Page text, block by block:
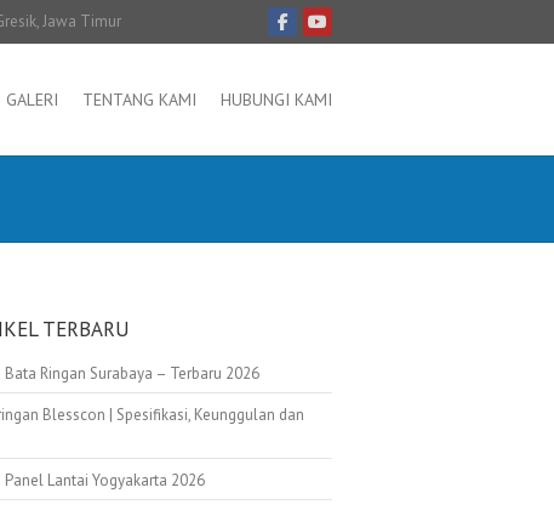
Jawa Timur
GALERI TENTANG KAMI HUBUNGI KAMI
TERBARU
Bata Ringan Surabaya – Terbaru 2026
Blesscon | Spesifikasi, Keunggulan dan
Panel Lantai Yogyakarta 2026